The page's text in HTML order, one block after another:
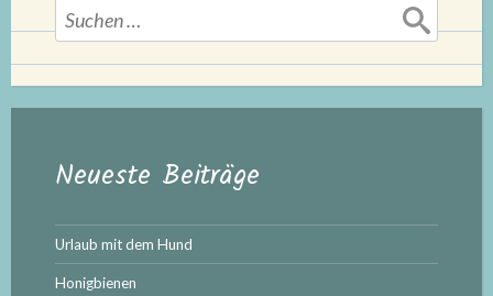
Suchen
nach:
Neueste Beiträge
Urlaub mit dem Hund
Honigbienen